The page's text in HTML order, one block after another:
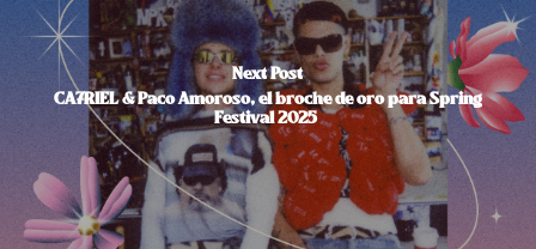
Next Post
CA7RIEL & Paco Amoroso, el broche de oro para Spring
Festival 2025